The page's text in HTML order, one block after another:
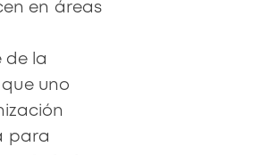
en áreas
de la
uno
para